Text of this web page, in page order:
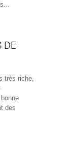
DE
très riche,
des